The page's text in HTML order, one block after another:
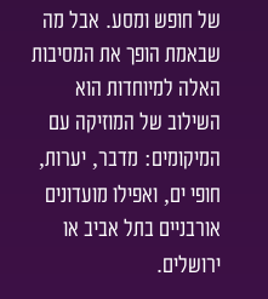
של חופש ומסע. אבל מה
שבאמת הופך את המסיבות
האלה למיוחדות הוא
השילוב של המוזיקה עם
המיקומים: מדבר, יערות,
חופי ים, ואפילו מועדונים
אורבניים בתל אביב או
ירושלים.